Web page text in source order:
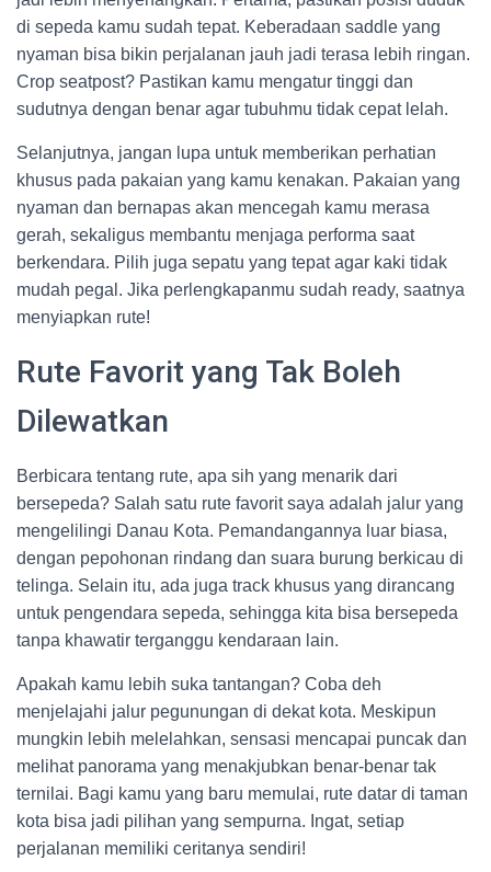
di sepeda kamu sudah tepat. Keberadaan saddle yang
nyaman bisa bikin perjalanan jauh jadi terasa lebih ringan.
Crop seatpost? Pastikan kamu mengatur tinggi dan
sudutnya dengan benar agar tubuhmu tidak cepat lelah.
Selanjutnya, jangan lupa untuk memberikan perhatian
khusus pada pakaian yang kamu kenakan. Pakaian yang
nyaman dan bernapas akan mencegah kamu merasa
gerah, sekaligus membantu menjaga performa saat
berkendara. Pilih juga sepatu yang tepat agar kaki tidak
mudah pegal. Jika perlengkapanmu sudah ready, saatnya
menyiapkan rute!
Rute Favorit yang Tak Boleh
Dilewatkan
Berbicara tentang rute, apa sih yang menarik dari
bersepeda? Salah satu rute favorit saya adalah jalur yang
mengelilingi Danau Kota. Pemandangannya luar biasa,
dengan pepohonan rindang dan suara burung berkicau di
telinga. Selain itu, ada juga track khusus yang dirancang
untuk pengendara sepeda, sehingga kita bisa bersepeda
tanpa khawatir terganggu kendaraan lain.
Apakah kamu lebih suka tantangan? Coba deh
menjelajahi jalur pegunungan di dekat kota. Meskipun
mungkin lebih melelahkan, sensasi mencapai puncak dan
melihat panorama yang menakjubkan benar-benar tak
ternilai. Bagi kamu yang baru memulai, rute datar di taman
kota bisa jadi pilihan yang sempurna. Ingat, setiap
perjalanan memiliki ceritanya sendiri!